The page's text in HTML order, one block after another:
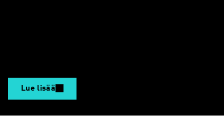
Lue lisää